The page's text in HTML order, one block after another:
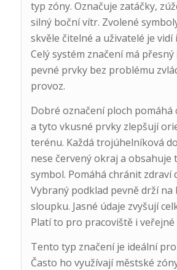
typ zóny. Označuje zatáčky,
silný boční vítr. Zvolené
skvěle čitelné a uživatelé je vidí
Celý systém značení má
pevné prvky bez problému
provoz.
Dobré označení ploch pomáhá
a tyto vkusné prvky zlepšují
terénu. Každá trojúhelníková
nese červený okraj a obsahuje
symbol. Pomáhá chránit zdraví
Vybraný podklad pevně drží na
sloupku. Jasné údaje zvyšují
Platí to pro pracoviště i veřejné
Tento typ značení je ideální
Často ho využívají městské